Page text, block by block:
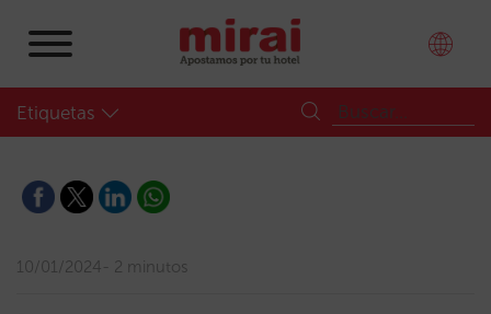
Etiquetas
10/01/2024 2 minutos